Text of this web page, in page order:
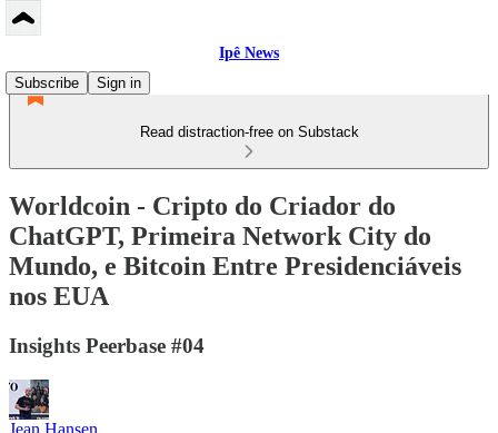
Ipê News
Subscribe
Sign in
Read distraction-free on Substack
Worldcoin - Cripto do Criador do
ChatGPT, Primeira Network City do
Mundo, e Bitcoin Entre Presidenciáveis
nos EUA
Insights Peerbase #04
Jean Hansen